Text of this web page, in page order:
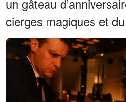
un gâteau
cierges magiques et